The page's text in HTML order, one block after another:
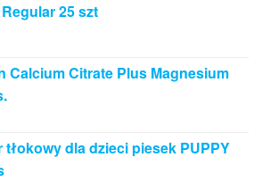
25 szt
Calcium Citrate Plus Magnesium
tłokowy dla dzieci piesek PUPPY